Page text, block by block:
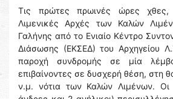
Τις πρώτες πρωινές ώρες χθες,
Λιμενικές Αρχές των Καλών
Γαλήνης από το Ενιαίο Κέντρο
Διάσωσης (ΕΚΣΕΔ) του Αρχηγείου
παροχή συνδρομής σε μία
επιβαίνοντες σε δυσχερή θέση, στη
ν.μ. νότια των Καλών Λιμένων.